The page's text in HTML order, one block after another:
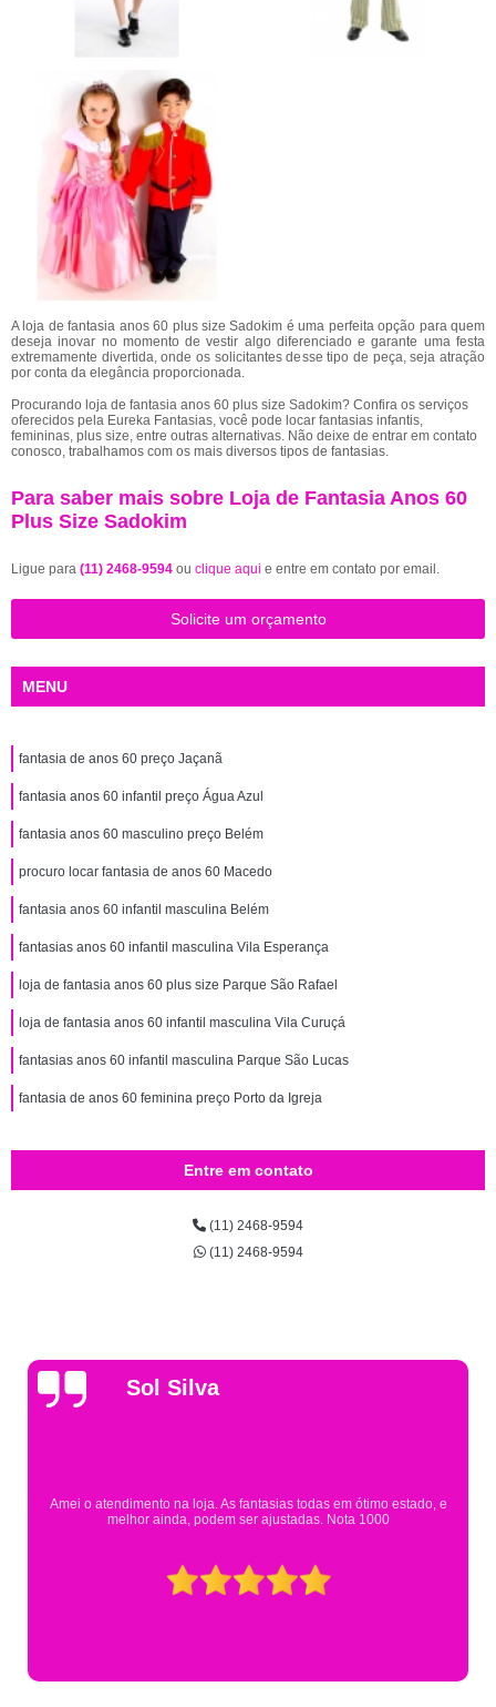
A loja de fantasia anos 60 plus size Sadokim é uma perfeita opção para quem
deseja inovar no momento de vestir algo diferenciado e garante uma festa
extremamente divertida, onde os solicitantes desse tipo de peça, seja atração
por conta da elegância proporcionada.
Procurando loja de fantasia anos 60 plus size Sadokim? Confira os serviços
oferecidos pela Eureka Fantasias, você pode locar fantasias infantis,
femininas, plus size, entre outras alternativas. Não deixe de entrar em contato
conosco, trabalhamos com os mais diversos tipos de fantasias.
Para saber mais sobre Loja de Fantasia Anos 60
Plus Size Sadokim
Ligue para (11) 2468-9594 ou clique aqui e entre em contato por email.
Solicite um orçamento
MENU
fantasia de anos 60 preço Jaçanã
fantasia anos 60 infantil preço Água Azul
fantasia anos 60 masculino preço Belém
procuro locar fantasia de anos 60 Macedo
fantasia anos 60 infantil masculina Belém
fantasias anos 60 infantil masculina Vila Esperança
loja de fantasia anos 60 plus size Parque São Rafael
loja de fantasia anos 60 infantil masculina Vila Curuçá
fantasias anos 60 infantil masculina Parque São Lucas
fantasia de anos 60 feminina preço Porto da Igreja
Entre em contato
(11) 2468-9594
(11) 2468-9594
Gsutavo Pinto
Pesquisei em mais de 20 lojas e só encontrei a fantasia de meu filho na
Eureka. Cheguei praticamente no horário em que estavam fechando e
mesmo assim fui muito bem atendido.